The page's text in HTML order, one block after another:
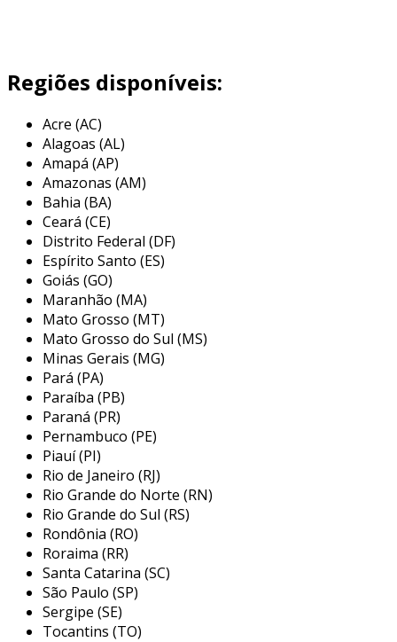
Regiões disponíveis:
Acre (AC)
Alagoas (AL)
Amapá (AP)
Amazonas (AM)
Bahia (BA)
Ceará (CE)
Distrito Federal (DF)
Espírito Santo (ES)
Goiás (GO)
Maranhão (MA)
Mato Grosso (MT)
Mato Grosso do Sul (MS)
Minas Gerais (MG)
Pará (PA)
Paraíba (PB)
Paraná (PR)
Pernambuco (PE)
Piauí (PI)
Rio de Janeiro (RJ)
Rio Grande do Norte (RN)
Rio Grande do Sul (RS)
Rondônia (RO)
Roraima (RR)
Santa Catarina (SC)
São Paulo (SP)
Sergipe (SE)
Tocantins (TO)